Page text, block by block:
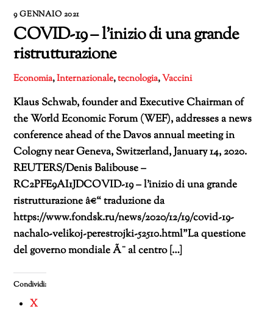
9 GENNAIO 2021
COVID-19 – l’inizio di una grande
ristrutturazione
Economia,Internazionale,tecnologia,Vaccini
Klaus Schwab, founder and Executive Chairman of
the World Economic Forum (WEF), addresses a news
conference ahead of the Davos annual meeting in
Cologny near Geneva, Switzerland, January 14, 2020.
REUTERS/Denis Balibouse –
RC2PFE9AI1JDCOVID-19 – l’inizio di una grande
ristrutturazione â€“ traduzione da
https://www.fondsk.ru/news/2020/12/19/covid-19-
nachalo-velikoj-perestrojki-52510.html”La questione
del governo mondiale Ã¨ al centro […]
Condividi:
X